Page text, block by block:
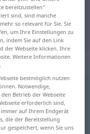
antippen)
bereitzustellen“
sind, sind manche
so relevant für Sie. Sie
um Ihre Einstellungen zu
indem Sie auf den Link
der Webseite klicken. Ihre
Weitere Informationen
bestmöglich nutzen
Notwendige,
Betrieb der Webseite
erforderlich sind,
auf Ihrem Endgerät
die der Bereitstellung
gespeichert, wenn Sie uns